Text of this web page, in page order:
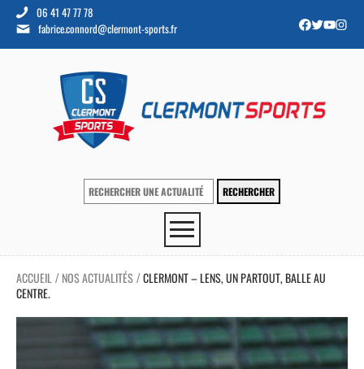
06 41 47 77 78
fabrice.connord@clermont-sports.fr
ACCUEIL / NOS ACTUALITÉS /CLERMONT – LENS, UN PARTOUT, BALLE AU
CENTRE.